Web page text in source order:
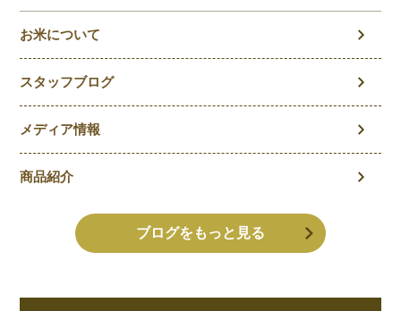
お米について
スタッフブログ
メディア情報
商品紹介
ブログをもっと見る